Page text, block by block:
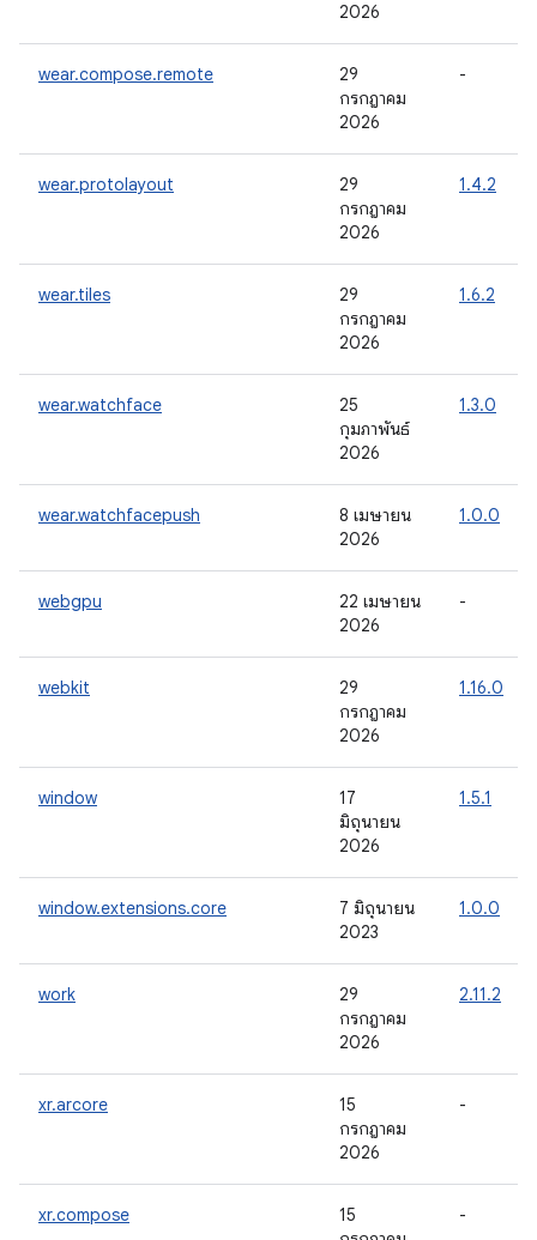
2026
wear.compose.remote
29
กรกฎาคม
2026
-
wear.protolayout
29
กรกฎาคม
2026
1.4.2
wear.tiles
29
กรกฎาคม
2026
1.6.2
wear.watchface
25
กุมภาพันธ์
2026
1.3.0
wear.watchfacepush
8 เมษายน
2026
1.0.0
webgpu
22 เมษายน
2026
-
webkit
29
กรกฎาคม
2026
1.16.0
window
17
มิถุนายน
2026
1.5.1
window.extensions.core
7 มิถุนายน
2023
1.0.0
work
29
กรกฎาคม
2026
2.11.2
xr.arcore
15
กรกฎาคม
2026
-
xr.compose
15
-